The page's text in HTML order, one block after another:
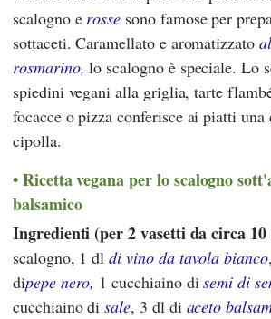
scalogno e rosse sono famose per
sottaceti. Caramellato e aromatizzato
rosmarino, lo scalogno è speciale. Lo
spiedini vegani alla griglia, tarte
focacce o pizza conferisce ai piatti
cipolla.
Ricetta vegana per lo scalogno
balsamico
Ingredienti (per 2 vasetti da circa
scalogno, 1 dldi vino da tavola bianco
dipepe nero, 1 cucchiaino disemi di
cucchiaino disale, 3 dl di aceto